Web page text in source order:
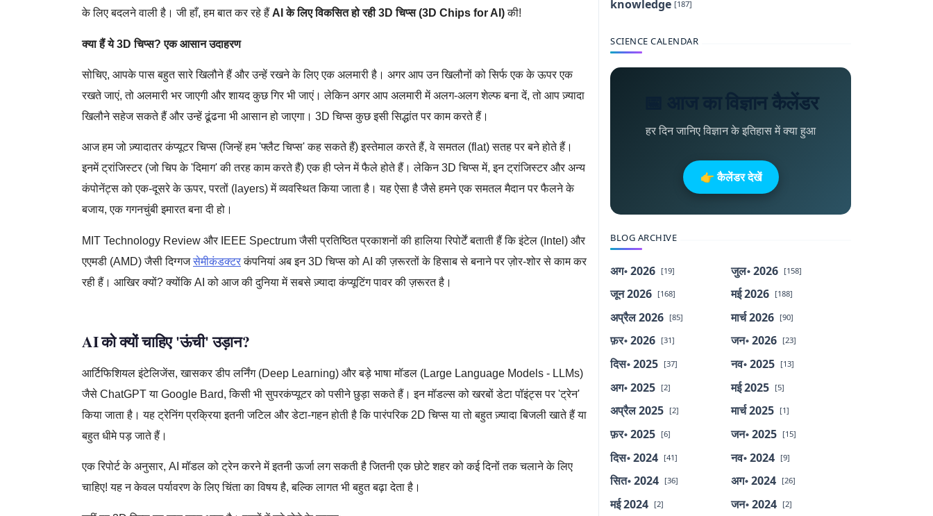
के लिए बदलने वाली है। जी हाँ, हम बात कर रहे हैं AI के लिए विकसित हो रही 3D चिप्स (3D Chips for AI)की!
क्या हैं ये 3D चिप्स? एक आसान उदाहरण
सोचिए, आपके पास बहुत सारे खिलौने हैं और उन्हें रखने के लिए एक अलमारी है। अगर आप उन खिलौनों को सिर्फ एक के ऊपर एक
रखते जाएं, तो अलमारी भर जाएगी और शायद कुछ गिर भी जाएं। लेकिन अगर आप अलमारी में अलग-अलग शेल्फ बना दें, तो आप ज़्यादा
खिलौने सहेज सकते हैं और उन्हें ढूंढना भी आसान हो जाएगा। 3D चिप्स कुछ इसी सिद्धांत पर काम करते हैं।
आज हम जो ज़्यादातर कंप्यूटर चिप्स (जिन्हें हम 'फ्लैट चिप्स' कह सकते हैं) इस्तेमाल करते हैं, वे समतल (flat) सतह पर बने होते हैं।
इनमें ट्रांजिस्टर (जो चिप के 'दिमाग' की तरह काम करते हैं) एक ही प्लेन में फैले होते हैं। लेकिन 3D चिप्स में, इन ट्रांजिस्टर और अन्य
कंपोनेंट्स को एक-दूसरे के ऊपर, परतों (layers) में व्यवस्थित किया जाता है। यह ऐसा है जैसे हमने एक समतल मैदान पर फैलने के
बजाय, एक गगनचुंबी इमारत बना दी हो।
MIT Technology Review और IEEE Spectrum जैसी प्रतिष्ठित प्रकाशनों की हालिया रिपोर्टें बताती हैं कि इंटेल (Intel) और
एएमडी (AMD) जैसी दिग्गजसेमीकंडक्टरकंपनियां अब इन 3D चिप्स को AI की ज़रूरतों के हिसाब से बनाने पर ज़ोर-शोर से काम कर
रही हैं। आखिर क्यों? क्योंकि AI को आज की दुनिया में सबसे ज़्यादा कंप्यूटिंग पावर की ज़रूरत है।
AI को क्यों चाहिए 'ऊंची' उड़ान?
आर्टिफिशियल इंटेलिजेंस, खासकर डीप लर्निंग (Deep Learning) और बड़े भाषा मॉडल (Large Language Models - LLMs)
जैसे ChatGPT या Google Bard, किसी भी सुपरकंप्यूटर को पसीने छुड़ा सकते हैं। इन मॉडल्स को खरबों डेटा पॉइंट्स पर 'ट्रेन'
किया जाता है। यह ट्रेनिंग प्रक्रिया इतनी जटिल और डेटा-गहन होती है कि पारंपरिक 2D चिप्स या तो बहुत ज़्यादा बिजली खाते हैं या
बहुत धीमे पड़ जाते हैं।
एक रिपोर्ट के अनुसार, AI मॉडल को ट्रेन करने में इतनी ऊर्जा लग सकती है जितनी एक छोटे शहर को कई दिनों तक चलाने के लिए
चाहिए! यह न केवल पर्यावरण के लिए चिंता का विषय है, बल्कि लागत भी बहुत बढ़ा देता है।
knowledge [187]
SCIENCE CALENDAR
📅 आज का विज्ञान कैलेंडर
हर दिन जानिए विज्ञान के इतिहास में क्या हुआ
👉 कैलेंडर देखें
BLOG ARCHIVE
अग॰ 2026 [19] जुल॰ 2026 [158]
जून 2026 [168] मई 2026 [188]
अप्रैल 2026 [85] मार्च 2026 [90]
फ़र॰ 2026 [31] जन॰ 2026 [23]
दिस॰ 2025 [37] नव॰ 2025 [13]
अग॰ 2025 [2] मई 2025 [5]
अप्रैल 2025 [2] मार्च 2025 [1]
फ़र॰ 2025 [6] जन॰ 2025 [15]
दिस॰ 2024 [41] नव॰ 2024 [9]
सित॰ 2024 [36] अग॰ 2024 [26]
मई 2024 [2] जन॰ 2024 [2]